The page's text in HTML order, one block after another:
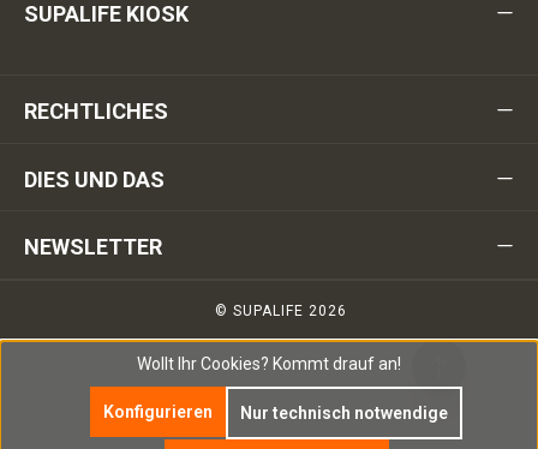
SUPALIFE KIOSK
RECHTLICHES
DIES UND DAS
NEWSLETTER
© SUPALIFE 2026
Wollt Ihr Cookies? Kommt drauf an!
Nur technisch notwendige
Konfigurieren